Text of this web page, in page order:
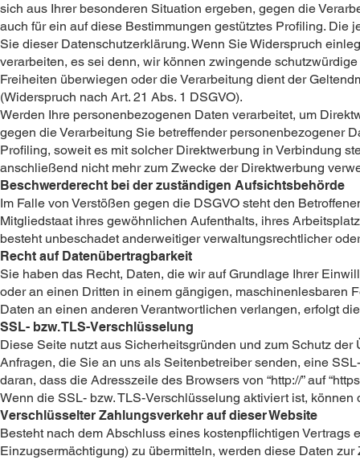
sich aus Ihrer besonderen Situation ergeben, gegen die
auch für ein auf diese Bestimmungen gestütztes Profiling.
Sie dieser Datenschutzerklärung. Wenn Sie Widerspruch
verarbeiten, es sei denn, wir können zwingende
Freiheiten überwiegen oder die Verarbeitung dient der
(Widerspruch nach Art. 21 Abs. 1 DSGVO).
Werden Ihre personenbezogenen Daten verarbeitet, um
gegen die Verarbeitung Sie betreffender personenbezogener
Profiling, soweit es mit solcher Direktwerbung in Verbindung
anschließend nicht mehr zum Zwecke der Direktwerbung
Beschwerderecht bei der zuständigen Aufsichtsbehörde
Im Falle von Verstößen gegen die DSGVO steht den
Mitgliedstaat ihres gewöhnlichen Aufenthalts, ihres
besteht unbeschadet anderweitiger verwaltungsrechtlicher
Recht auf Datenübertragbarkeit
Sie haben das Recht, Daten, die wir auf Grundlage Ihrer
oder an einen Dritten in einem gängigen, maschinenlesbaren
Daten an einen anderen Verantwortlichen verlangen, erfolgt
SSL- bzw. TLS-Verschlüsselung
Diese Seite nutzt aus Sicherheitsgründen und zum Schutz
Anfragen, die Sie an uns als Seitenbetreiber senden, eine
daran, dass die Adresszeile des Browsers von “http://” auf
Wenn die SSL- bzw. TLS-Verschlüsselung aktiviert ist,
Verschlüsselter Zahlungsverkehr auf dieser Website
Besteht nach dem Abschluss eines kostenpflichtigen Vertrags
Einzugsermächtigung) zu übermitteln, werden diese Daten